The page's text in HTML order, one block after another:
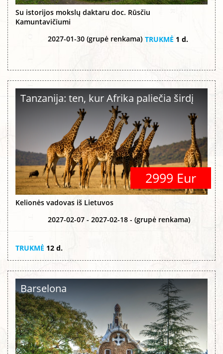
Su istorijos mokslų daktaru doc. Rūsčiu
Kamuntavičiumi
2027-01-30 (grupė renkama) TRUKMĖ 1 d.
Tanzanija: ten, kur Afrika paliečia širdį
2999 Eur
Kelionės vadovas iš Lietuvos
2027-02-07 - 2027-02-18 - (grupė renkama)
TRUKMĖ 12 d.
Barselona